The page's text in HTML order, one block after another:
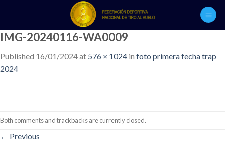
content
IMG-20240116-WA0009
Published 16/01/2024at 576 × 1024 in foto primera fecha trap
2024
Both comments and trackbacks are currently closed.
← Previous